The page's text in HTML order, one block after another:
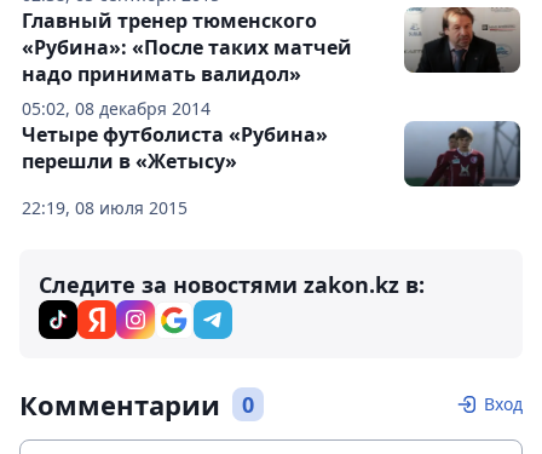
05:02, 08 декабря 2014
Главный тренер тюменского
«Рубина»: «После таких матчей
надо принимать валидол»
22:19, 08 июля 2015
Четыре футболиста «Рубина»
перешли в «Жетысу»
Следите за новостями zakon.kz в:
Комментарии 0 Вход